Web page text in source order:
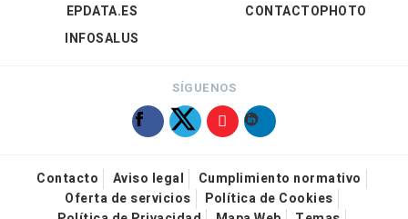
EPDATA.ES
INFOSALUS
CONTACTOPHOTO
SÍGUENOS
Contacto Aviso legal
Cumplimiento normativo
Oferta de servicios
Política de Cookies